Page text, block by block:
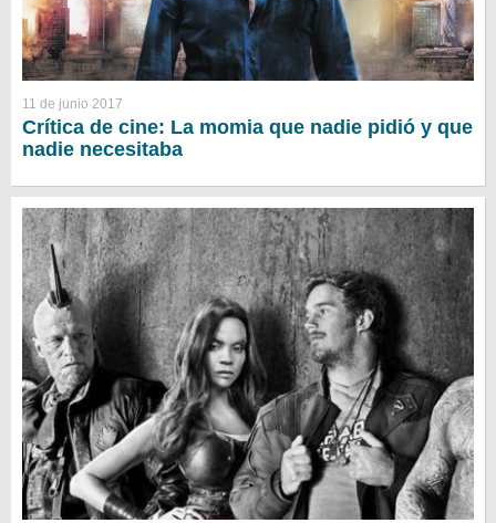
11 de junio 2017
Crítica de cine: La momia que nadie pidió y que
nadie necesitaba